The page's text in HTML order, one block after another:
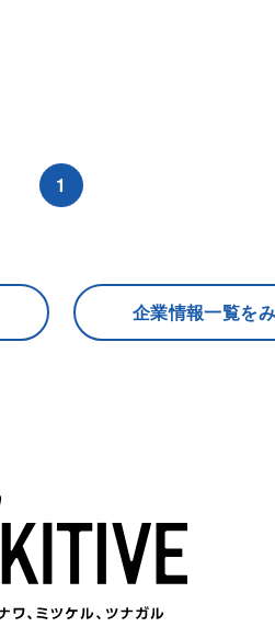
1
企業情報一覧を